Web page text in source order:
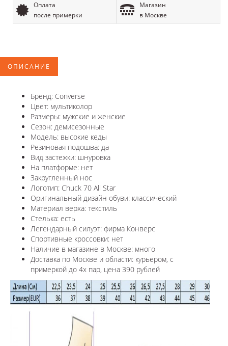
Оплата
после примерки
Магазин
в Москве
ОПИСАНИЕ
Бренд: Converse
Цвет: мультиколор
Размеры: мужские и женские
Сезон: демисезонные
Модель: высокие кеды
Резиновая подошва: да
Вид застежки: шнуровка
На платформе: нет
Закругленный нос
Логотип: Chuck 70 All Star
Оригинальный дизайн обуви: классический
Материал верха: текстиль
Стелька: есть
Легендарный силуэт: фирма Конверс
Спортивные кроссовки: нет
Наличие в магазине в Москве: много
Доставка по Москве и области: курьером, с
примеркой до 4х пар, цена 390 рублей